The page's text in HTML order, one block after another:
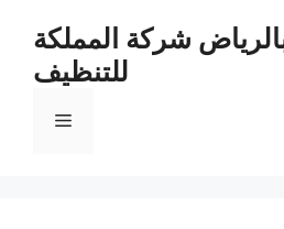
شركة المملكة
للتنظيف
القائمة